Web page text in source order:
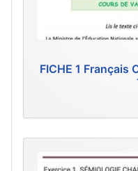
FICHE 1 Français